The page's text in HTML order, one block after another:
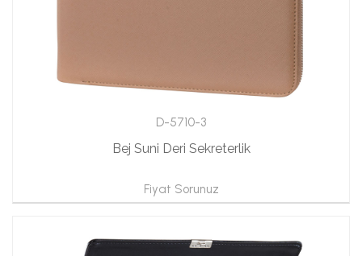
D-5710-3
Bej Suni Deri Sekreterlik
Fiyat Sorunuz